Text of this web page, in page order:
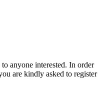
anyone interested. In order
are kindly asked to register